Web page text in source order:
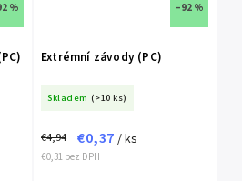
% –92 %
Extrémní závody (PC)
Skladem (>10 ks)
€0,31 bez DPH
€4,94 €0,37 / ks